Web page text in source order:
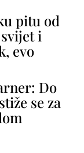
pitu od
i
evo
Do
se za